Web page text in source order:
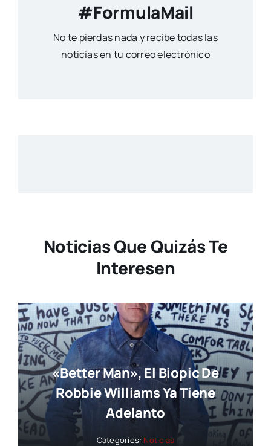
#FormulaMail
No te pierdas nada y recibe todas las
noticias en tu correo electrónico
Noticias Que Quizás Te
Interesen
«Better Man», El Biopic De
Robbie Williams Ya Tiene
Adelanto
Categories: Noticias